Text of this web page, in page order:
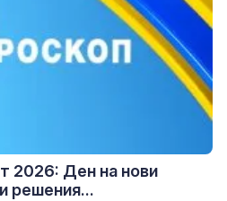
2026: Ден на нови
решения...